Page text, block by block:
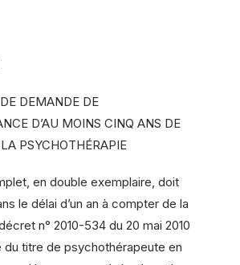
DEMANDE DE
D’AU MOINS CINQ ANS DE
PSYCHOTHÉRAPIE
en double exemplaire, doit
le délai d’un an à compter de la
n° 2010-534 du 20 mai 2010
du titre de psychothérapeute en